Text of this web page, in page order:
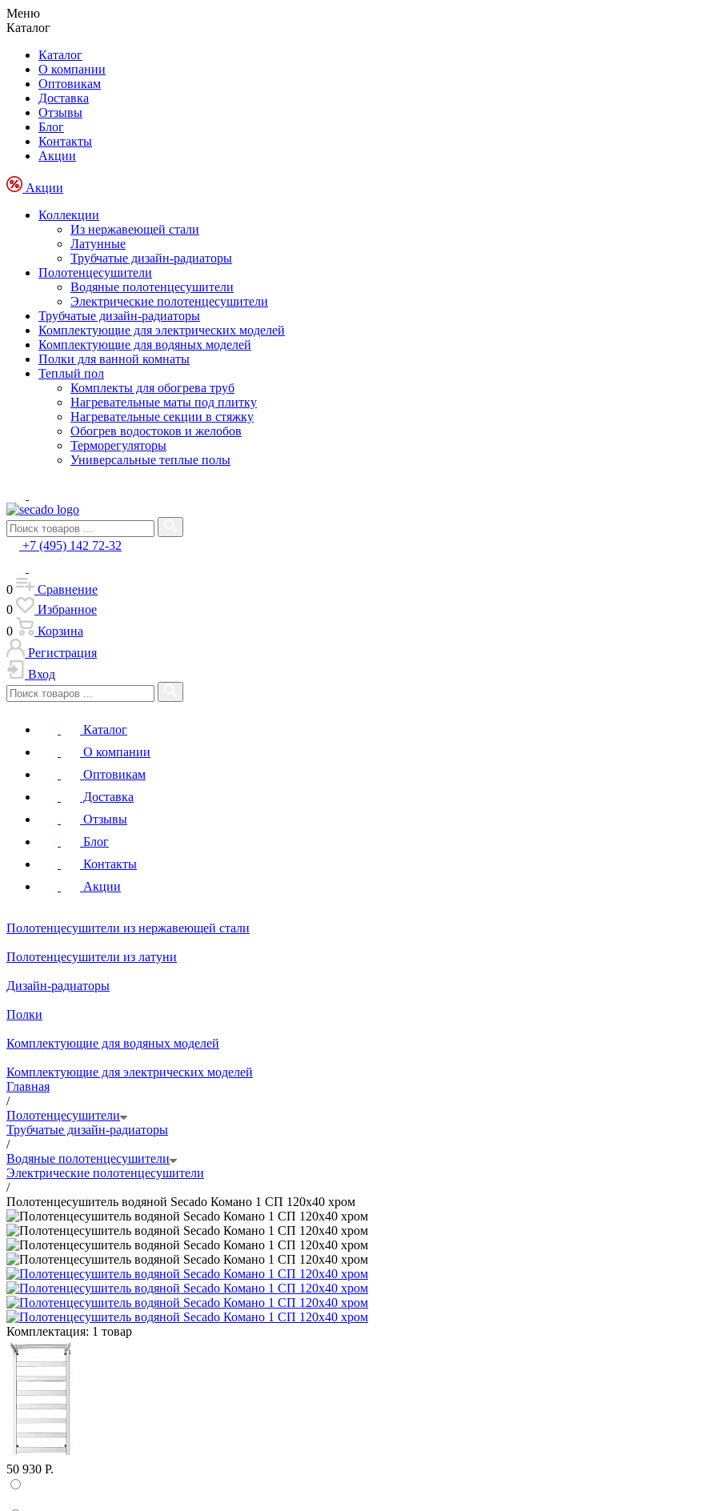
Меню
Каталог
Каталог
О компании
Оптовикам
Доставка
Отзывы
Блог
Контакты
Акции
Акции
Коллекции
Из нержавеющей стали
Латунные
Трубчатые дизайн-радиаторы
Полотенцесушители
Водяные полотенцесушители
Электрические полотенцесушители
Трубчатые дизайн-радиаторы
Комплектующие для электрических моделей
Комплектующие для водяных моделей
Полки для ванной комнаты
Теплый пол
Комплекты для обогрева труб
Нагревательные маты под плитку
Нагревательные секции в стяжку
Обогрев водостоков и желобов
Терморегуляторы
Универсальные теплые полы
+7 (495) 142 72-32
0
Сравнение
0
Избранное
0
Корзина
Регистрация
Вход
Каталог
О компании
Оптовикам
Доставка
Отзывы
Блог
Контакты
Акции
Полотенцесушители из нержавеющей стали
Полотенцесушители из латуни
Дизайн-радиаторы
Полки
Комплектующие для водяных моделей
Комплектующие для электрических моделей
Главная
/
Полотенцесушители
Трубчатые дизайн-радиаторы
/
Водяные полотенцесушители
Электрические полотенцесушители
/
Полотенцесушитель водяной Secado Комано 1 СП 120x40 хром
Комплектация: 1 товар
50 930 Р.